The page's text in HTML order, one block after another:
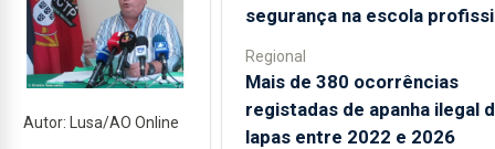
Autor: Lusa/AO Online
segurança na escola
Regional
Mais de 380 ocorrências
registadas de apanha ilegal
lapas entre 2022 e 2026